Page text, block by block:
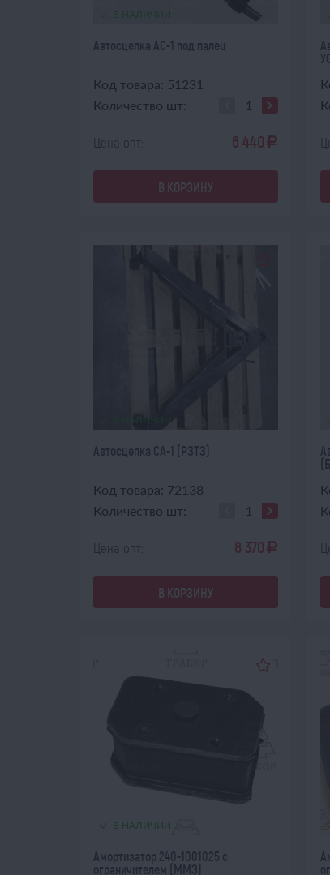
В НАЛИЧИИ
Автосцепка АС-1 под палец
Код товара: 51231
Количество шт:
Цена опт: 6 440 a
В КОРЗИНУ
Автосцепка СА-1 (РЗТЗ)
Код товара: 72138
Количество шт:
Цена опт: 8 370 a
В КОРЗИНУ
В НАЛИЧИИ
Амортизатор 240-1001025 с
ограничителем (ММЗ)